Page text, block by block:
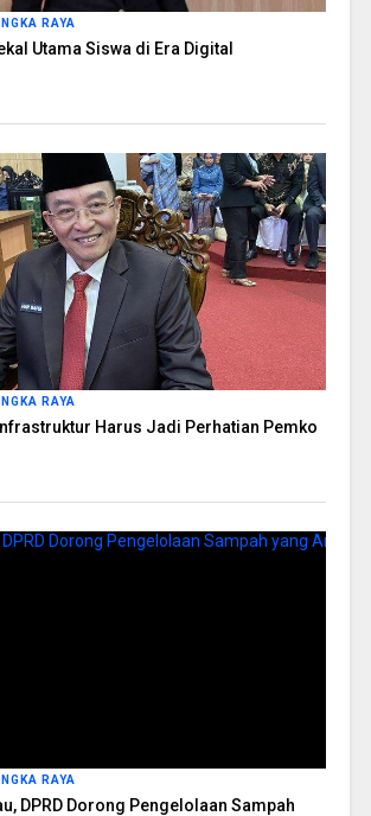
RAYA
Utama Siswa di Era Digital
RAYA
Harus Jadi Perhatian Pemko
RAYA
DPRD Dorong Pengelolaan Sampah